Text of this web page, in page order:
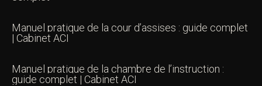
Manuel pratique de la cour d’assises : guide complet
| Cabinet ACI
Manuel pratique de la chambre de l’instruction :
guide complet | Cabinet ACI